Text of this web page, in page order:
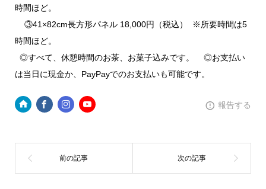
時間ほど。
③41×82cm長方形パネル 18,000円（税込） ※所要時間は5
時間ほど。
◎すべて、休憩時間のお茶、お菓子込みです。 ◎お支払い
は当日に現金か、PayPayでのお支払いも可能です。
報告する